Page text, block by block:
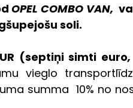
OPEL COMBO VAN,
soli.
(septiņi simti euro,
vieglo
summa  10% no